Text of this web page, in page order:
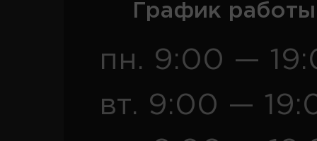
График
пн. 9:00 —
вт. 9:00 —